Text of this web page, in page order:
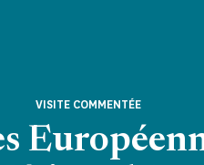
VISITE COMMENTÉE